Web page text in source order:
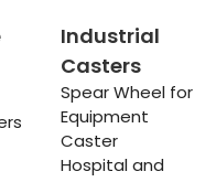
Industrial
Casters
Spear Wheel for
Equipment
Caster
Hospital and